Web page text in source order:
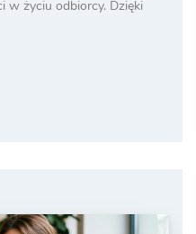
w życiu odbiorcy. Dzięki